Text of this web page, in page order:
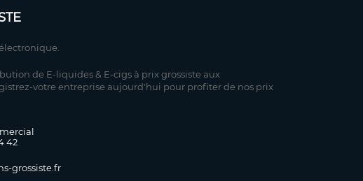
de E-liquides & E-cigs à prix grossiste aux
votre entreprise aujourd'hui pour profiter de nos prix
42
grossiste.fr